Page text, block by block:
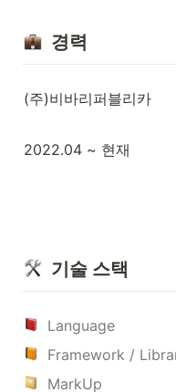
경력
(주)비바리퍼블리카
2022.04 ~ 현재
기술 스택
Language
Framework /
MarkUp